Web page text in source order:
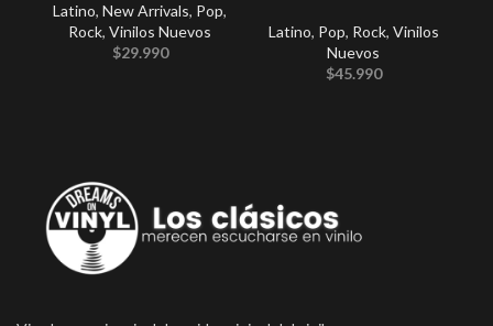
Latino, New Arrivals, Pop,
Rock, Vinilos Nuevos
$29.990
Latino, Pop, Rock, Vinilos
Nuevos
$45.990